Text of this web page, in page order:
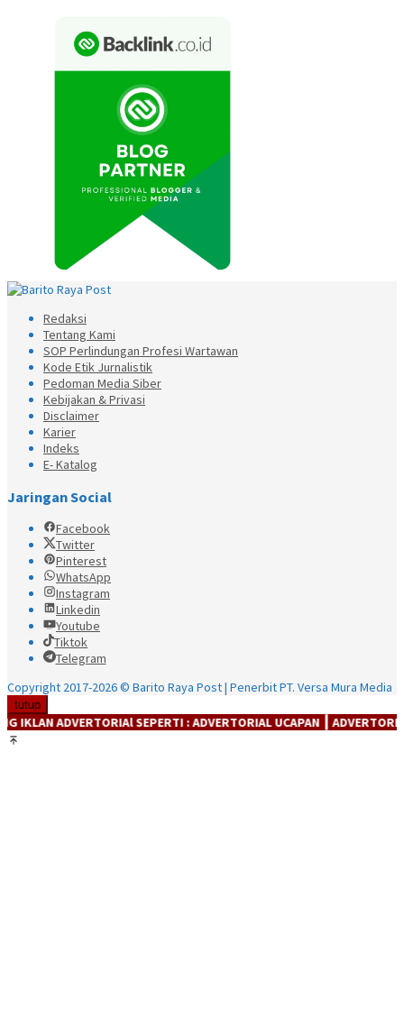
Redaksi
Tentang Kami
SOP Perlindungan Profesi Wartawan
Kode Etik Jurnalistik
Pedoman Media Siber
Kebijakan & Privasi
Disclaimer
Karier
Indeks
E- Katalog
Jaringan Social
Facebook
Twitter
Pinterest
WhatsApp
Instagram
Linkedin
Youtube
Tiktok
Telegram
Copyright 2017-2026 © Barito Raya Post | Penerbit PT. Versa Mura Media
tutup
SEPERTI : ADVERTORIAL UCAPAN ┃ ADVERTORIAL PRODUK